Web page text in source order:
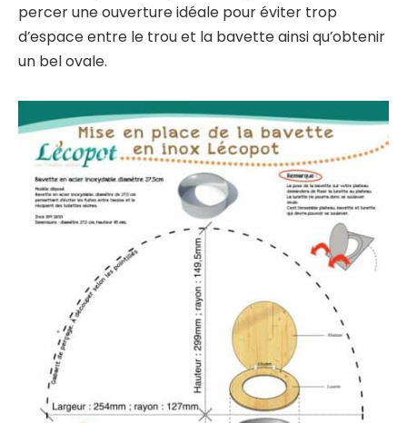
percer une ouverture idéale pour éviter trop
d’espace entre le trou et la bavette ainsi qu’obtenir
un bel ovale.